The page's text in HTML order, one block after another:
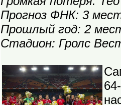
Прогноз ФНК: 3
Прошлый год: 2
Стадион: Гролс